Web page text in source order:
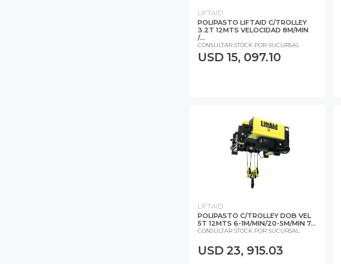
LIFTAID
POLIPASTO LIFTAID C/TROLLEY
3.2T 12MTS VELOCIDAD 8M/MIN
/...
CONSULTAR STOCK POR SUCURSAL
USD 15, 097.10
LIFTAID
POLIPASTO C/TROLLEY DOB VEL
5T 12MTS 6-1M/MIN/20-5M/MIN 7...
CONSULTAR STOCK POR SUCURSAL
USD 23, 915.03